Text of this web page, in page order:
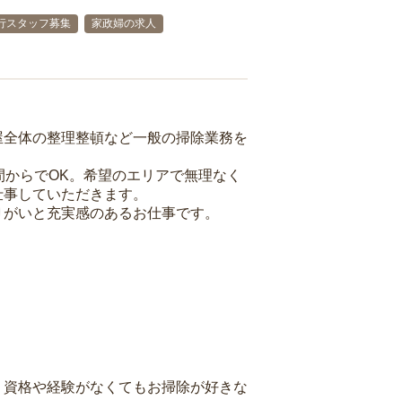
スタッフ募集
家政婦の求人
体の整理整頓など一般の掃除業務を
らでOK。希望のエリアで無理なく
していただきます。
いと充実感のあるお仕事です。
格や経験がなくてもお掃除が好きな